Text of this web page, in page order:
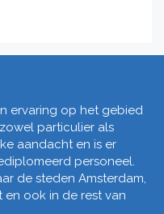
ervaring op het gebied
particulier als
aandacht en is er
personeel.
de steden Amsterdam,
en ook in de rest van